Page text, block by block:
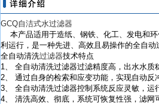
GCQ自洁式水过滤器
本产品适用于造纸、钢铁、化工、发电和
利运行，是一种先进、高效且易操作的全自动
全自动清洗过滤器技术特点
1、 全自动清洗过滤器过滤精度高，出水水质
2、 通过自身的检索和应变功能，实现自动
3、 全自动清洗过滤器控制系统反应灵敏，
4、 清洗高效、彻底，系统可恢复性强，滤网